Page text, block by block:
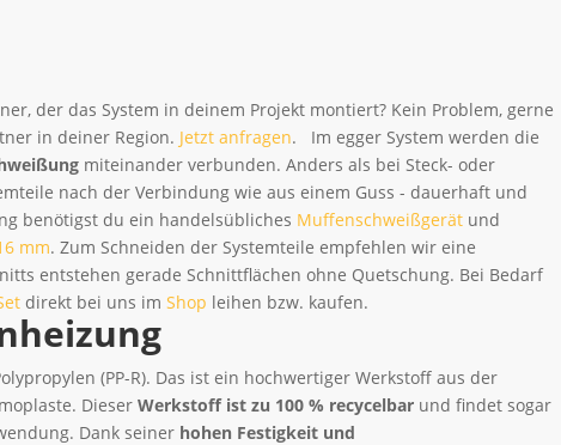
der das System in deinem Projekt montiert? Kein Problem, gerne
in deiner Region. Jetzt anfragen. Im egger System werden die
miteinander verbunden. Anders als bei Steck- oder
nach der Verbindung wie aus einem Guss - dauerhaft und
benötigst du ein handelsübliches Muffenschweißgerät und
mm. Zum Schneiden der Systemteile empfehlen wir eine
entstehen gerade Schnittflächen ohne Quetschung. Bei Bedarf
direkt bei uns imShop leihen bzw. kaufen.
(PP-R). Das ist ein hochwertiger Werkstoff aus der
DieserWerkstoff ist zu 100 % recycelbar und findet sogar
Dank seiner hohen Festigkeit und